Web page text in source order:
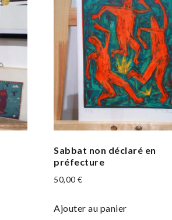
Sabbat non déclaré en
préfecture
50,00€
Ajouter au panier